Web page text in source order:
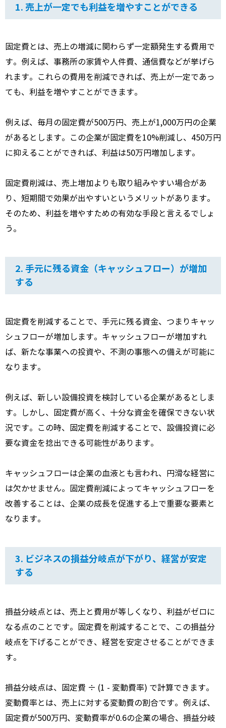
1. 売上が一定でも利益を増やすことができる
固定費とは、 売上の増減に関わらず一定額発生する費用で
す。 例えば、 事務所の家賃や人件費、 通信費などが挙げら
れます。
これらの費用を削減できれば、 売上が一定であっ
ても、 利益を増やすことができます。
例えば、 毎月の固定費が500万円、 売上が1,000万円の企業
があるとします。
この企業が固定費を10%削減し、 450万円
に抑えることができれば、 利益は50万円増加します。
固定費削減は、 売上増加よりも取り組みやすい場合があ
り、 短期間で効果が出やすいというメリットがあります。
そのため、 利益を増やすための有効な手段と言えるでしょ
う。
2. 手元に残る資金（キャッシュフロー）が増加
する
固定費を削減することで、 手元に残る資金、 つまりキャッ
シュフローが増加します。 キャッシュフローが増加すれ
ば、 新たな事業への投資や、 不測の事態への備えが可能に
なります。
例えば、 新しい設備投資を検討している企業があるとしま
す。
しかし、 固定費が高く、 十分な資金を確保できない状
況です。
この時、 固定費を削減することで、 設備投資に必
要な資金を捻出できる可能性があります。
キャッシュフローは企業の血液とも言われ、 円滑な経営に
は欠かせません。
固定費削減によってキャッシュフローを
改善することは、 企業の成長を促進する上で重要な要素と
なります。
3. ビジネスの損益分岐点が下がり、経営が安定
する
損益分岐点とは、 売上と費用が等しくなり、 利益がゼロに
なる点のことです。
固定費を削減することで、
この損益分
岐点を下げることができ、 経営を安定させることができま
す。
損益分岐点は、
固定費 ÷ (1 - 変動費率) で計算できます。
変動費率とは、 売上に対する変動費の割合です。 例えば、
固定費が500万円、 変動費率が0.6の企業の場合、 損益分岐